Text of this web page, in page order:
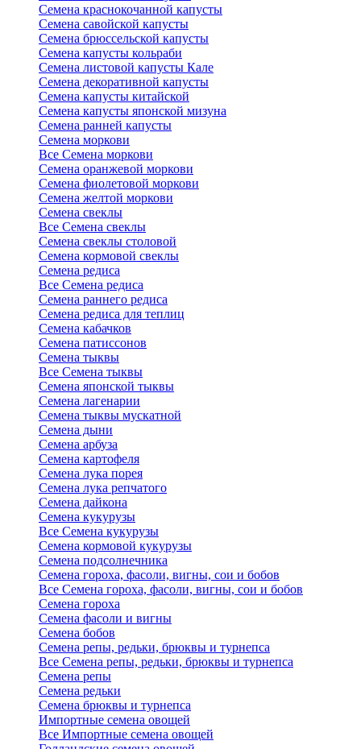
Семена краснокочанной капусты
Семена савойской капусты
Семена брюссельской капусты
Семена капусты кольраби
Семена листовой капусты Кале
Семена декоративной капусты
Семена капусты китайской
Семена капусты японской мизуна
Семена ранней капусты
Семена моркови
Все Семена моркови
Семена оранжевой моркови
Семена фиолетовой моркови
Семена желтой моркови
Семена свеклы
Все Семена свеклы
Семена свеклы столовой
Семена кормовой свеклы
Семена редиса
Все Семена редиса
Семена раннего редиса
Семена редиса для теплиц
Семена кабачков
Семена патиссонов
Семена тыквы
Все Семена тыквы
Семена японской тыквы
Семена лагенарии
Семена тыквы мускатной
Семена дыни
Семена арбуза
Семена картофеля
Семена лука порея
Семена лука репчатого
Семена дайкона
Семена кукурузы
Все Семена кукурузы
Семена кормовой кукурузы
Семена подсолнечника
Семена гороха, фасоли, вигны, сои и бобов
Все Семена гороха, фасоли, вигны, сои и бобов
Семена гороха
Семена фасоли и вигны
Семена бобов
Семена репы, редьки, брюквы и турнепса
Все Семена репы, редьки, брюквы и турнепса
Семена репы
Семена редьки
Семена брюквы и турнепса
Импортные семена овощей
Все Импортные семена овощей